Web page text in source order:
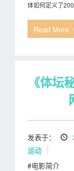
体如何定义了
Read More
《体坛
发表于：
运动
#电影简介